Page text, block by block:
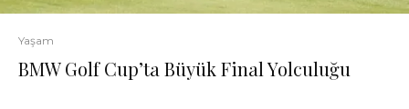
Yaşam
BMW Golf Cup’ta Büyük Final Yolculuğu